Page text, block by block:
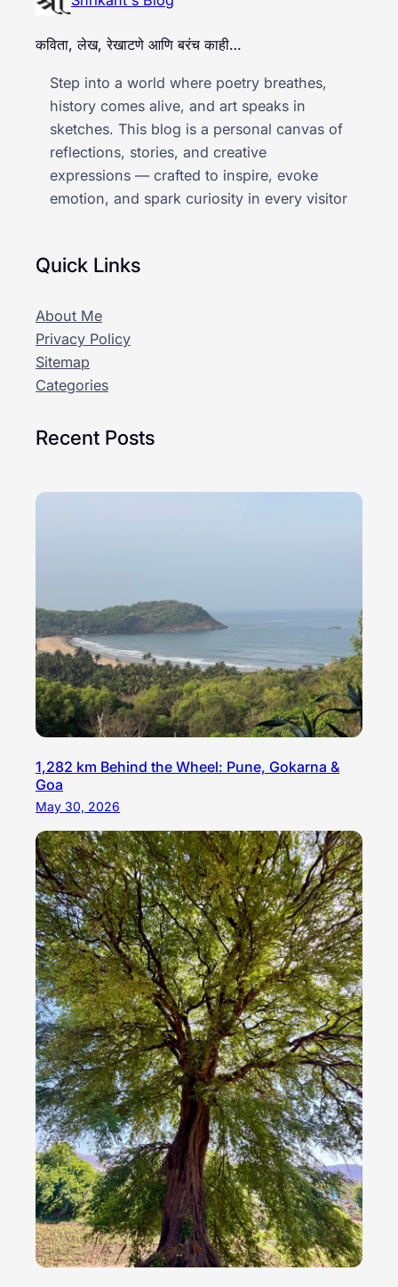
कविता, लेख, रेखाटणे आणि बरंच काही…
Step into a world where poetry breathes,
history comes alive, and art speaks in
sketches. This blog is a personal canvas of
reflections, stories, and creative
expressions — crafted to inspire, evoke
emotion, and spark curiosity in every visitor
Quick Links
About Me
Privacy Policy
Sitemap
Categories
Recent Posts
1,282 km Behind the Wheel: Pune, Gokarna &
Goa
May 30, 2026